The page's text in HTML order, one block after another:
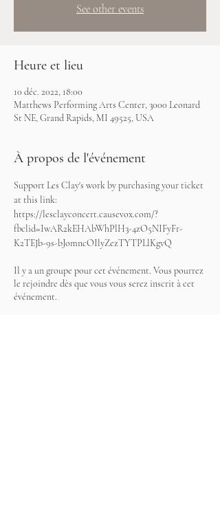
See other events
Heure et lieu
10 déc. 2022, 18:00
Matthews Performing Arts Center, 3000 Leonard
St NE, Grand Rapids, MI 49525, USA
À propos de l'événement
Support Les Clay's work by purchasing your ticket
at this link:
https://lesclayconcert.causevox.com/?
fbclid=IwAR2kEHAbWhPlH3-4zO5NIFyFr-
K2TEJb-9s-bJomncOIlyZezTYTPLlKgvQ
Il y a un groupe pour cet événement. Vous pourrez
le rejoindre dès que vous vous serez inscrit à cet
événement.